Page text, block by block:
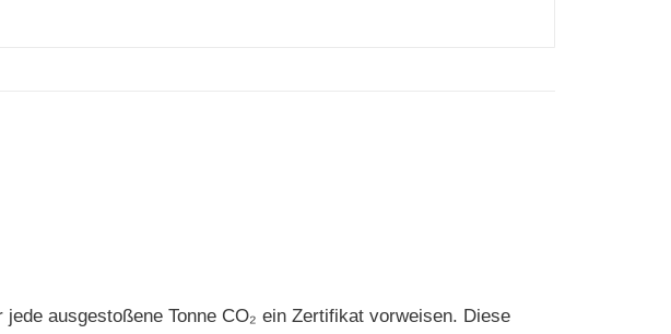
ausgestoßene Tonne CO₂ ein Zertifikat vorweisen. Diese